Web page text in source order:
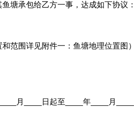
塘承包给乙方一事，达成如下协议：
范围详见附件一：鱼塘地理位置图
月____日起至____年____月